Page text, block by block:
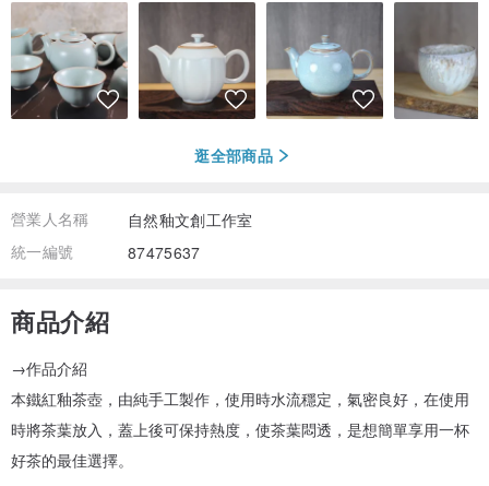
逛全部商品
營業人名稱
自然釉文創工作室
統一編號
87475637
商品介紹
→作品介紹
本鐵紅釉茶壺，由純手工製作，使用時水流穩定，氣密良好，在使用
時將茶葉放入，蓋上後可保持熱度，使茶葉悶透，是想簡單享用一杯
好茶的最佳選擇。